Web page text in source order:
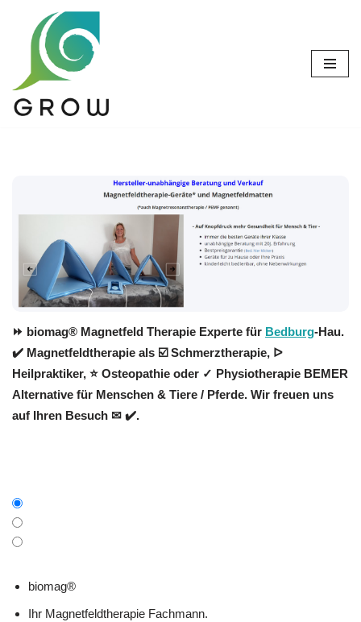
Zum
springen
⏩ biomag® Magnetfeld Therapie Experte für Bedburg-Hau.
✔️ Magnetfeldtherapie als ☑️ Schmerztherapie, ᐅ
Heilpraktiker, ⭐ Osteopathie oder ✓ Physiotherapie BEMER
Alternative für Menschen & Tiere / Pferde. Wir freuen uns
auf Ihren Besuch ✉ ✔️.
biomag®
Ihr Magnetfeldtherapie Fachmann.